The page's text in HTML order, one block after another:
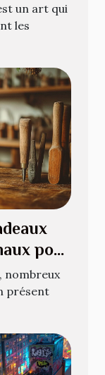
un art qui
les
pour
nombreux
présent